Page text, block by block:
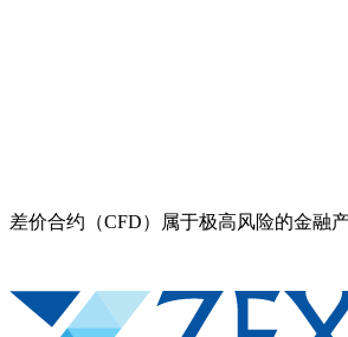
差价合约（CFD）属于极高风险的金融